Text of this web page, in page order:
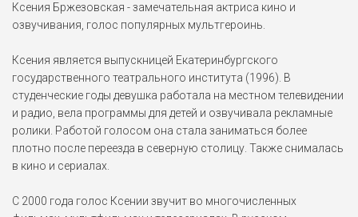
Хроники Нарнии:
Покоритель Зари (2010)
Сэм Спаркс
Облачно, возможны осадки
в виде фрикаделек (2009)
Иди Бритт
Game (2006)
Сезон охоты (2006)
Ксения Бржезовская - замечательная актриса кино и
озвучивания, голос популярных мультгероинь.
Ксения является выпускницей Екатеринбургского
государственного театрального института (1996). В
студенческие годы девушка работала на местном телевидении
и радио, вела программы для детей и озвучивала рекламные
ролики. Работой голосом она стала заниматься более
плотно после переезда в северную столицу. Также снималась
в кино и сериалах.
С 2000 года голос Ксении звучит во многочисленных